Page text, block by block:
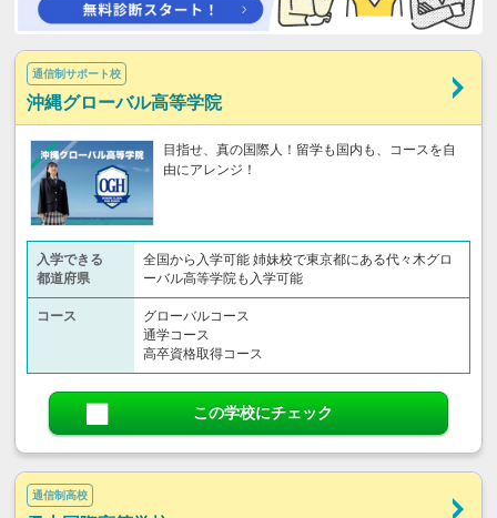
通信制サポート校
沖縄グローバル高等学院
目指せ、真の国際人！留学も国内も、コースを自
由にアレンジ！
入学できる
都道府県
全国から入学可能 姉妹校で東京都にある代々木グロ
ーバル高等学院も入学可能
コース
グローバルコース
通学コース
高卒資格取得コース
この学校にチェック
通信制高校